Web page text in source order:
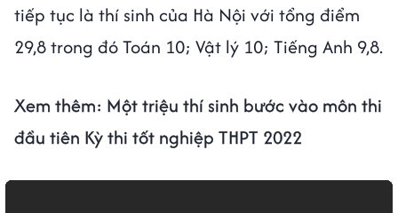
tiếp tục là thí sinh của Hà Nội với tổng điểm
29,8 trong đó Toán 10; Vật lý 10; Tiếng Anh 9,8.
Xem thêm: Một triệu thí sinh bước vào môn thi
đầu tiên Kỳ thi tốt nghiệp THPT 2022